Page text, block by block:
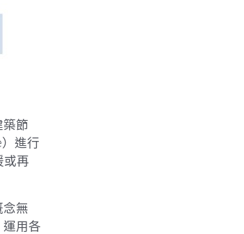
築節
進行
或再
念無
用各